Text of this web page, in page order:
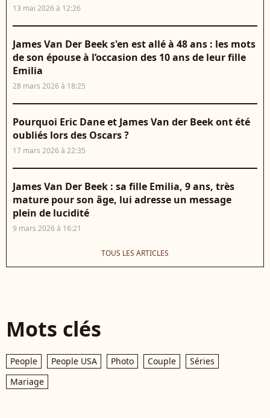
13 mai 2026 à 12:26
James Van Der Beek s'en est allé à 48 ans : les mots
de son épouse à l’occasion des 10 ans de leur fille
Emilia
28 mars 2026 à 18:25
Pourquoi Eric Dane et James Van der Beek ont été
oubliés lors des Oscars ?
17 mars 2026 à 22:35
James Van Der Beek : sa fille Emilia, 9 ans, très
mature pour son âge, lui adresse un message
plein de lucidité
9 mars 2026 à 16:21
TOUS LES ARTICLES
Mots clés
People People USA Photo Couple
Séries
Mariage